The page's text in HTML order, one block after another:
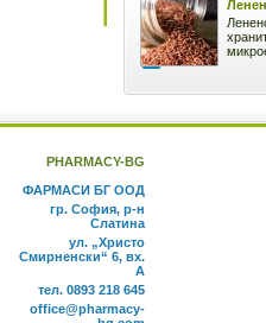
PHARMACY-BG
ФАРМАСИ БГ ООД
гр. София, р-н
Слатина
ул. „Христо
Смирненски“ 6, вх.
А
тел. 0893 218 645
office@pharmacy-